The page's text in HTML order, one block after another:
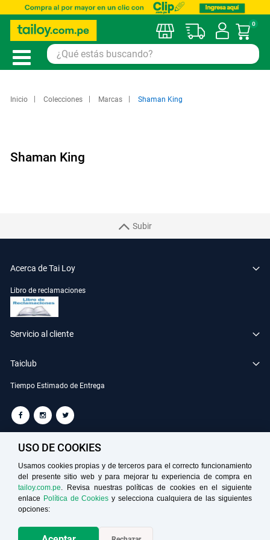
Mi
0
Inicio Colecciones Marcas Shaman King
Shaman King
Subir
Acerca de Tai Loy
Libro de reclamaciones
Servicio al cliente
Taiclub
Tiempo Estimado de Entrega
TAILOY S.A. RUC: 20100049181
Medios de Pago
USO DE COOKIES
Usamos cookies propias y de terceros para el correcto funcionamiento
del presente sitio web y para mejorar tu experiencia de compra en
tailoy.com.pe. Revisa nuestras políticas de cookies en el siguiente
enlace Política de Cookies y selecciona cualquiera de las siguientes
opciones: